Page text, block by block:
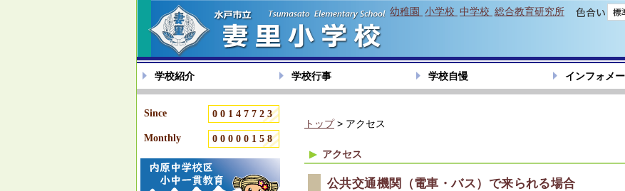
色
幼稚園 小学校 中学校 総合教育研究所
学校紹介 学校行事 学校自慢 インフォメ
Since 00147723
Monthly 00000158
トップ> アクセス
アクセス
公共交通機関（電車・バス）で来られる場合